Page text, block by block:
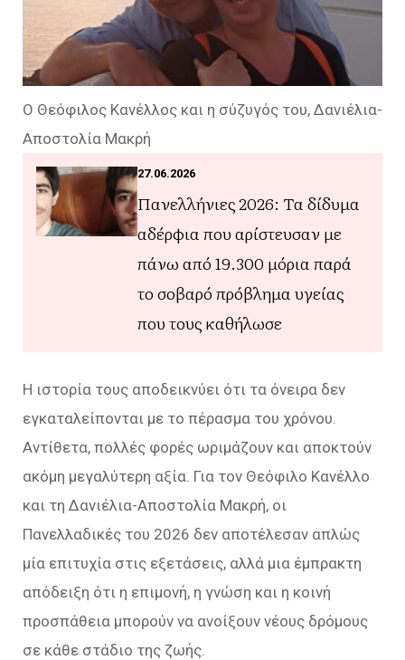
Ο Θεόφιλος Κανέλλος και η σύζυγός του, Δανιέλια-
Αποστολία Μακρή
27.06.2026
Πανελλήνιες 2026: Τα δίδυμα
αδέρφια που αρίστευσαν με
πάνω από 19.300 μόρια παρά
το σοβαρό πρόβλημα υγείας
που τους καθήλωσε
Η ιστορία τους αποδεικνύει ότι τα όνειρα δεν
εγκαταλείπονται με το πέρασμα του χρόνου.
Αντίθετα, πολλές φορές ωριμάζουν και αποκτούν
ακόμη μεγαλύτερη αξία. Για τον Θεόφιλο Κανέλλο
και τη Δανιέλια-Αποστολία Μακρή, οι
Πανελλαδικές του 2026 δεν αποτέλεσαν απλώς
μία επιτυχία στις εξετάσεις, αλλά μια έμπρακτη
απόδειξη ότι η επιμονή, η γνώση και η κοινή
προσπάθεια μπορούν να ανοίξουν νέους δρόμους
σε κάθε στάδιο της ζωής.